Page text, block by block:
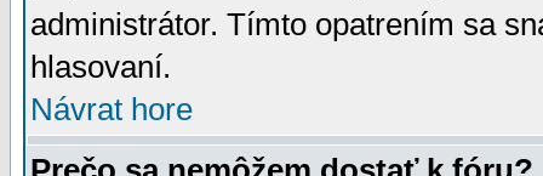
administrátor. Tímto opatrením sa
hlasovaní.
Návrat hore